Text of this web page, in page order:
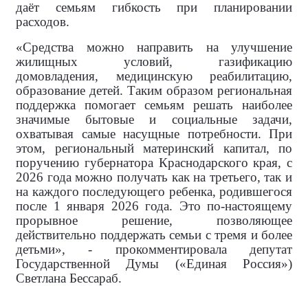
даёт семьям гибкость при планировании
расходов.
«Средства можно направить на улучшение
жилищных условий, газификацию
домовладения, медицинскую реабилитацию,
образование детей. Таким образом региональная
поддержка помогает семьям решать наиболее
значимые бытовые и социальные задачи,
охватывая самые насущные потребности. При
этом, региональный материнский капитал, по
поручению губернатора Краснодарского края, с
2026 года можно получать как на третьего, так и
на каждого последующего ребенка, родившегося
после 1 января 2026 года. Это по-настоящему
прорывное решение, позволяющее
действительно поддержать семьи с тремя и более
детьми», - прокомментировала депутат
Государственной Думы («Единая Россия»)
Светлана Бессараб.